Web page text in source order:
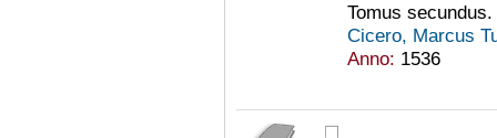
Tomus secundus.
Cicero, Marcus
Anno: 1536